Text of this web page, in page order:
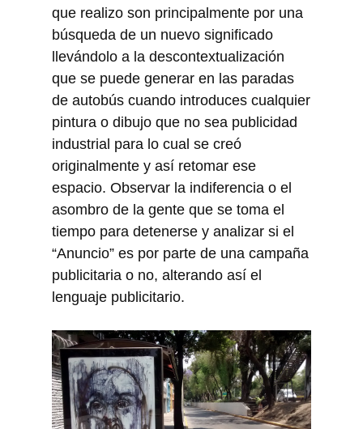
que realizo son principalmente por una
búsqueda de un nuevo significado
llevándolo a la descontextualización
que se puede generar en las paradas
de autobús cuando introduces cualquier
pintura o dibujo que no sea publicidad
industrial para lo cual se creó
originalmente y así retomar ese
espacio. Observar la indiferencia o el
asombro de la gente que se toma el
tiempo para detenerse y analizar si el
“Anuncio” es por parte de una campaña
publicitaria o no, alterando así el
lenguaje publicitario.